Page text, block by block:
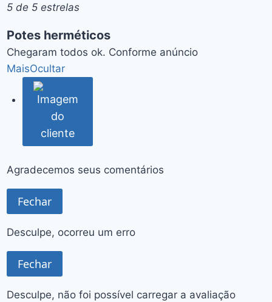
5 de 5 estrelas
Potes herméticos
Chegaram todos ok. Conforme anúncio
MaisOcultar
Agradecemos seus comentários
Fechar
Desculpe, ocorreu um erro
Fechar
Desculpe, não foi possível carregar a avaliação